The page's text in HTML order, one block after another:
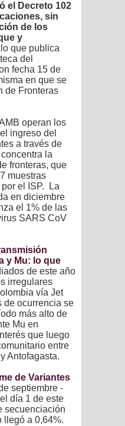
el Decreto 102
sin
de los
y
que publica
del
fecha 15 de
en que se
de Fronteras
operan los
ingreso del
a través de
la
fronteras, que
muestras
el ISP. La
en diciembre
el 1% de las
SARS CoV
y Mu: lo que
de este año
irregulares
vía Jet
de ocurrencia se
más alto de
Mu en
que luego
entre
Antofagasta.
de Variantes
septiembre -
día 1 de este
secuenciación
llegó a 0,64%.